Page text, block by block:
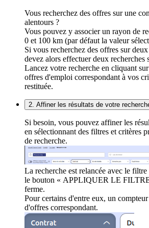
Vous recherchez des offres sur une
alentours ?
Vous pouvez y associer un rayon de
0 et 100 km (par défaut la valeur
Si vous recherchez des offres sur
devez alors effectuer deux recherches
Lancez votre recherche en cliquant
offres d'emploi correspondant à vos
restituée.
2. Affiner les résultats de votre
Si besoin, vous pouvez affiner les
en sélectionnant des filtres et critères
de recherche.
La recherche est relancée avec le
le bouton « APPLIQUER LE
ferme.
Pour certains d'entre eux, un
d'offres correspondant.